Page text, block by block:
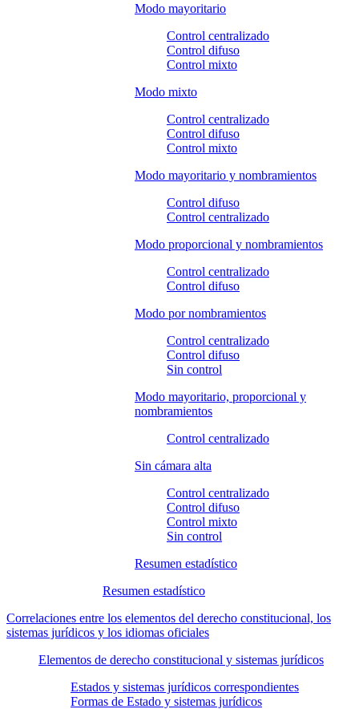
Modo mayoritario
Control centralizado
Control difuso
Control mixto
Modo mixto
Control centralizado
Control difuso
Control mixto
Modo mayoritario y nombramientos
Control difuso
Control centralizado
Modo proporcional y nombramientos
Control centralizado
Control difuso
Modo por nombramientos
Control centralizado
Control difuso
Sin control
Modo mayoritario, proporcional y
nombramientos
Control centralizado
Sin cámara alta
Control centralizado
Control difuso
Control mixto
Sin control
Resumen estadístico
Resumen estadístico
Correlaciones entre los elementos del derecho constitucional, los
sistemas jurídicos y los idiomas oficiales
Elementos de derecho constitucional y sistemas jurídicos
Estados y sistemas jurídicos correspondientes
Formas de Estado y sistemas jurídicos